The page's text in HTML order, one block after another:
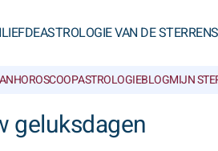
LIEFDEASTROLOGIE VAN DE STERREN
ASTROLOGIEBLOGMIJN
geluksdagen